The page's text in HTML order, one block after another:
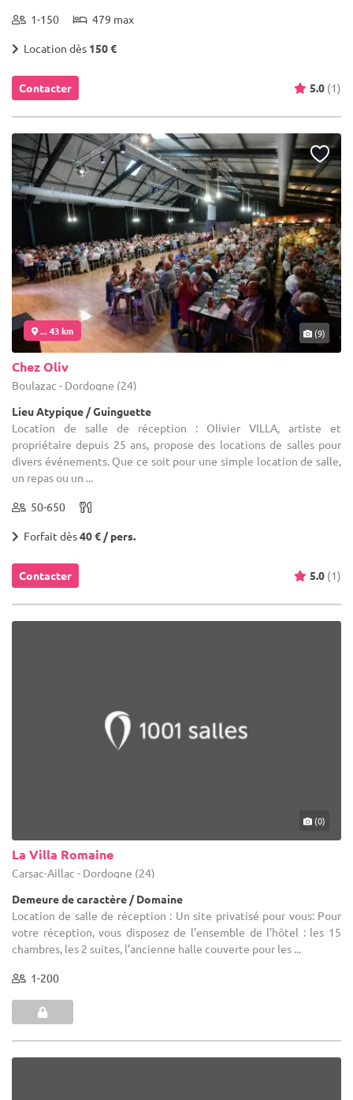
1-150 479 max
Location dès 150 €
Contacter 5.0 (1)
... 43 km (9)
Chez Oliv
Boulazac - Dordogne (24)
Lieu Atypique / Guinguette
Location de salle de réception : Olivier VILLA, artiste et
propriétaire depuis 25 ans, propose des locations de salles pour
divers événements. Que ce soit pour une simple location de salle,
un repas ou un ...
50-650
Forfait dès40 € / pers.
Contacter 5.0 (1)
(0)
La Villa Romaine
Carsac-Aillac - Dordogne (24)
Demeure de caractère / Domaine
Location de salle de réception : Un site privatisé pour vous: Pour
votre réception, vous disposez de l’ensemble de l’hôtel : les 15
chambres, les 2 suites, l’ancienne halle couverte pour les ...
1-200